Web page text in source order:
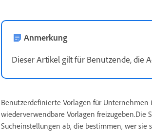
Anmerkung
Dieser Artikel gilt für Benutzende, die
Benutzerdefinierte Vorlagen für
wiederverwendbare Vorlagen freizugeben.Die
Sucheinstellungen ab, die bestimmen, wer sie